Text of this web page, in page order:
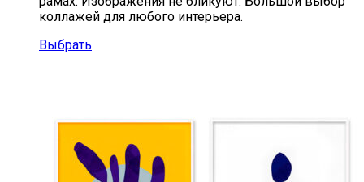
коллажей для любого интерьера.
Выбрать